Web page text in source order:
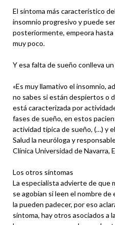
El síntoma más característico
insomnio progresivo y puede
posteriormente, empeora
muy poco.
Y esa falta de sueño conlleva
«Es muy llamativo el insomnio,
no sabes si están despiertos o
está caracterizada por
fases de sueño, en estos
actividad típica de sueño, (…) y
Salud la neuróloga y
Clínica Universidad de Navarra,
Los otros síntomas
La especialista advierte de que
se agobian si leen el nombre
la pueden padecer, por eso
síntoma, hay otros asociados a